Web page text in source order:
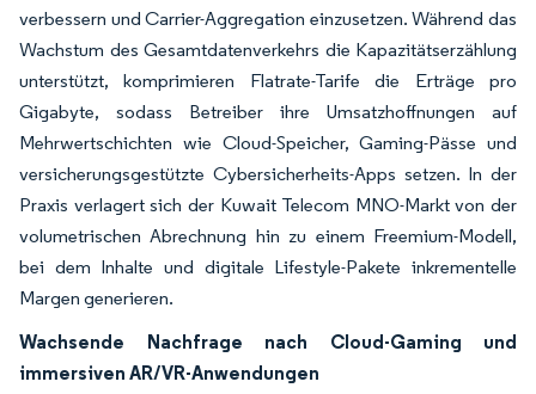
verbessern und Carrier-Aggregation einzusetzen. Während das
Wachstum des Gesamtdatenverkehrs die Kapazitätserzählung
unterstützt, komprimieren Flatrate-Tarife die Erträge pro
Gigabyte, sodass Betreiber ihre Umsatzhoffnungen auf
Mehrwertschichten wie Cloud-Speicher, Gaming-Pässe und
versicherungsgestützte Cybersicherheits-Apps setzen. In der
Praxis verlagert sich der Kuwait Telecom MNO-Markt von der
volumetrischen Abrechnung hin zu einem Freemium-Modell,
bei dem Inhalte und digitale Lifestyle-Pakete inkrementelle
Margen generieren.
Wachsende Nachfrage nach Cloud-Gaming und
immersiven AR/VR-Anwendungen